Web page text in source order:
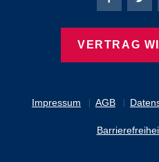
Impressum AGB
VERTRAG